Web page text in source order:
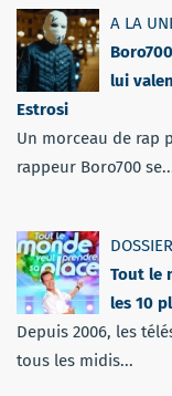
A LA
lui
Estrosi
Un morceau de rap
rappeur Boro700
Tout le
les 10
Depuis 2006, les
tous les midis...